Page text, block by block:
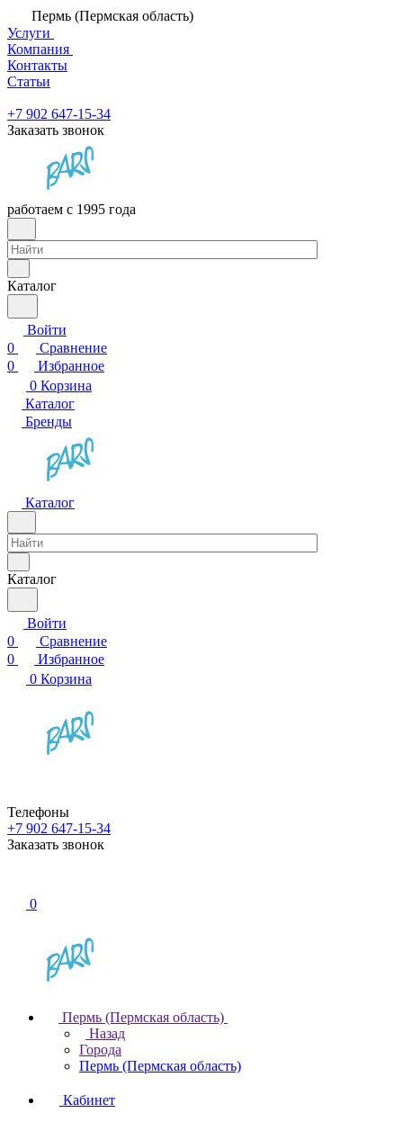
Пермь (Пермская область)
Услуги
Компания
Контакты
Статьи
+7 902 647-15-34
Заказать звонок
работаем с 1995 года
Каталог
Войти
0
Сравнение
0
Избранное
0 Корзина
Каталог
Бренды
Каталог
Каталог
Войти
0
Сравнение
0
Избранное
0 Корзина
Телефоны
+7 902 647-15-34
Заказать звонок
0
Пермь (Пермская область)
Назад
Города
Пермь (Пермская область)
Кабинет